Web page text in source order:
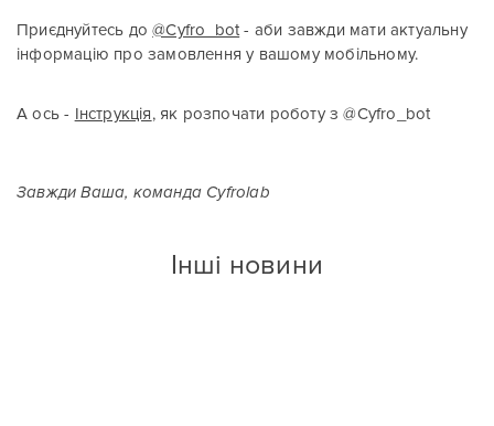
Приєднуйтесь до@Cyfro_bot- аби завжди мати актуальну
інформацію про замовлення у вашому мобільному.
А ось - Інструкція, як розпочати роботу з @Cyfro_bot
Завжди Ваша, команда Cyfrolab
Інші новини